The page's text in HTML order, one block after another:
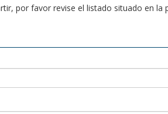
por favor revise el listado situado en